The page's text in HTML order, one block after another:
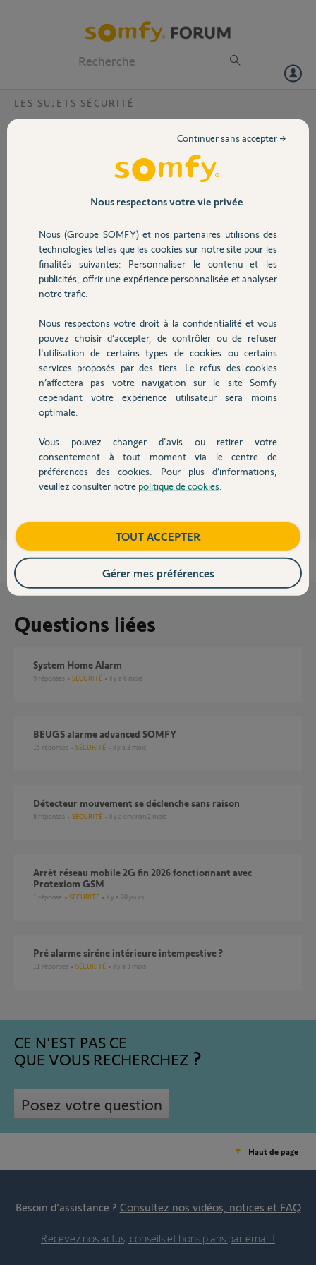
Volet
Sécurité
Domotique
Chauffage
Autres produits
Devis avec un pro
Contact
LES SUJETS SÉCURITÉ
arreter systeme d'alarme pour déplacer 1
Je voudrais arrêter ma centrale rtc protection 600, le temps de
déplacer ailleurs un détecteur de mouvement; pour éviter que mon
alarme déclenche le temps de l'intervention, dois je
autre? merci de me répondre.
Gérard
il y a plus de 12 ans
Participer au fil de discussion
Réponses
Avant d’ouvrir l’élément, effectuez un appui long sur la touche off de
votre télécommande ou de votre clavier (après avoir saisi votre code),
sans déclencher votre système d’alarme
Anonyme
Questions liées
System Home Alarm
9 réponses SÉCURITÉ il y a 6 mois
BEUGS alarme advanced SOMFY
15 réponses SÉCURITÉ il y a 3 mois
Détecteur mouvement se déclenche sans raison
8 réponses SÉCURITÉ il y a environ 2 mois
Arrêt réseau mobile 2G fin 2026 fonctionnant avec
Protexiom GSM
1 réponse SÉCURITÉ il y a 20 jours
Pré alarme siréne intérieure intempestive ?
11 réponses SÉCURITÉ il y a 3 mois
CE N'EST PAS CE
QUE VOUS RECHERCHEZ
Posez votre question
Haut de page
Besoin d’assistance ? Consultez nos vidéos, notices et FAQ
Recevez nos actus, conseils et bons plans par email !
Nous respectons votre vie privée
Nous (Groupe SOMFY) et nos partenaires utilisons des
technologies telles que les cookies sur notre site pour les
finalités suivantes: Personnaliser le contenu et les
publicités, offrir une expérience personnalisée et analyser
notre trafic.
Nous respectons votre droit à la confidentialité et vous
pouvez choisir d’accepter, de contrôler ou de refuser
l'utilisation de certains types de cookies ou certains
services proposés par des tiers. Le refus des cookies
n’affectera pas votre navigation sur le site Somfy
cependant votre expérience utilisateur sera moins
optimale.
Vous pouvez changer d'avis ou retirer votre
consentement à tout moment via le centre de
préférences des cookies. Pour plus d’informations,
veuillez consulter notre politique de cookies
Continuer sans accepter →
TOUT ACCEPTER
Gérer mes préférences